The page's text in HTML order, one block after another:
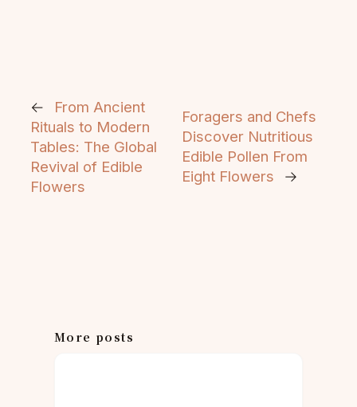
←
From Ancient
Rituals to Modern
Tables: The Global
Revival of Edible
Flowers
Foragers and Chefs
Discover Nutritious
Edible Pollen From
Eight Flowers
→
More posts